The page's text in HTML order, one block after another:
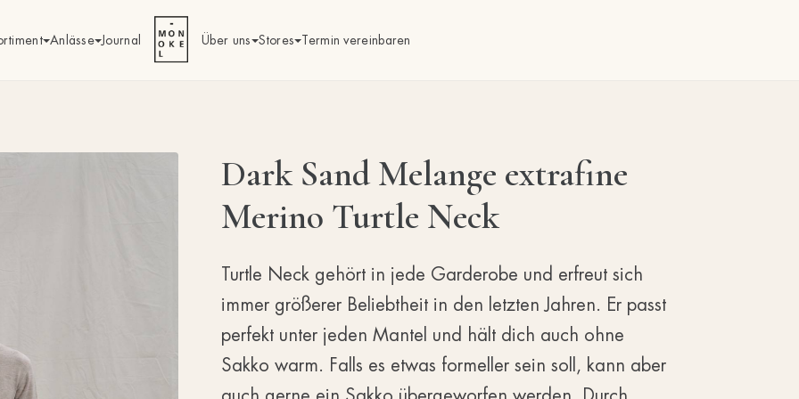
Anlässe Journal Über uns Stores Termin vereinbaren
Dark Sand Melange extrafine
Merino Turtle Neck
Turtle Neck gehört in jede Garderobe und erfreut sich
immer größerer Beliebtheit in den letzten Jahren. Er passt
perfekt unter jeden Mantel und hält dich auch ohne
Sakko warm. Falls es etwas formeller sein soll, kann aber